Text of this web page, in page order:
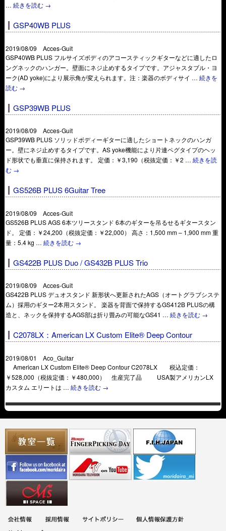
…続きを読む →
GSP40WB PLUS
2019/08/09 Acces-Guit
GSP40WB PLUS フルサイズボディのアコースティックギターなどに適したロ
ングネックのハンガー。壁面にネジ止めするタイプです。アジャスタブル・ヨ
ーク(AD yoke)により展示角が変えられます。注：楽器のボディサイ …続きを
読む →
GSP39WB PLUS
2019/08/09 Acces-Guit
GSP39WB PLUS ソリッドボディーギターに適したショートネックのハンガ
ー。壁にネジ止めするタイプです。AS yoke機能により片連ペグタイプのヘッ
ド形状でも垂直に保持されます。 定価：￥3,190（税抜定価：￥2 …続きを読
む →
GS526B PLUS 6Guitar Tree
2019/08/09 Acces-Guit
GS526B PLUS AGS 6本ツリースタンド 6本のギターを吊るせるギタースタン
ド。 定価：￥24,200（税抜定価：￥22,000） 高さ：1,500 mm – 1,900 mm 重
量：5.4 kg …続きを読む →
GS422B PLUS Duo / GS432B PLUS Trio
2019/08/09 Acces-Guit
GS422B PLUS デュオスタンド 新形状へ更新されたAGS（オートグラブシステ
ム）採用のギター2本用スタンド。 楽器を背面で保持するGS412B PLUSの構
造と、ネックを保持するAGS部は折り畳みの可能なGS41 …続きを読む →
C2078LX：American LX Custom Elite® Deep Contour
2019/08/01 Aco_Guitar
American LX Custom Elite® Deep Contour C2078LX 税込定価：
￥528,000（税抜定価：￥480,000） 生産完了品 USA製アメリカンLX
カスタム エリートは …続きを読む →